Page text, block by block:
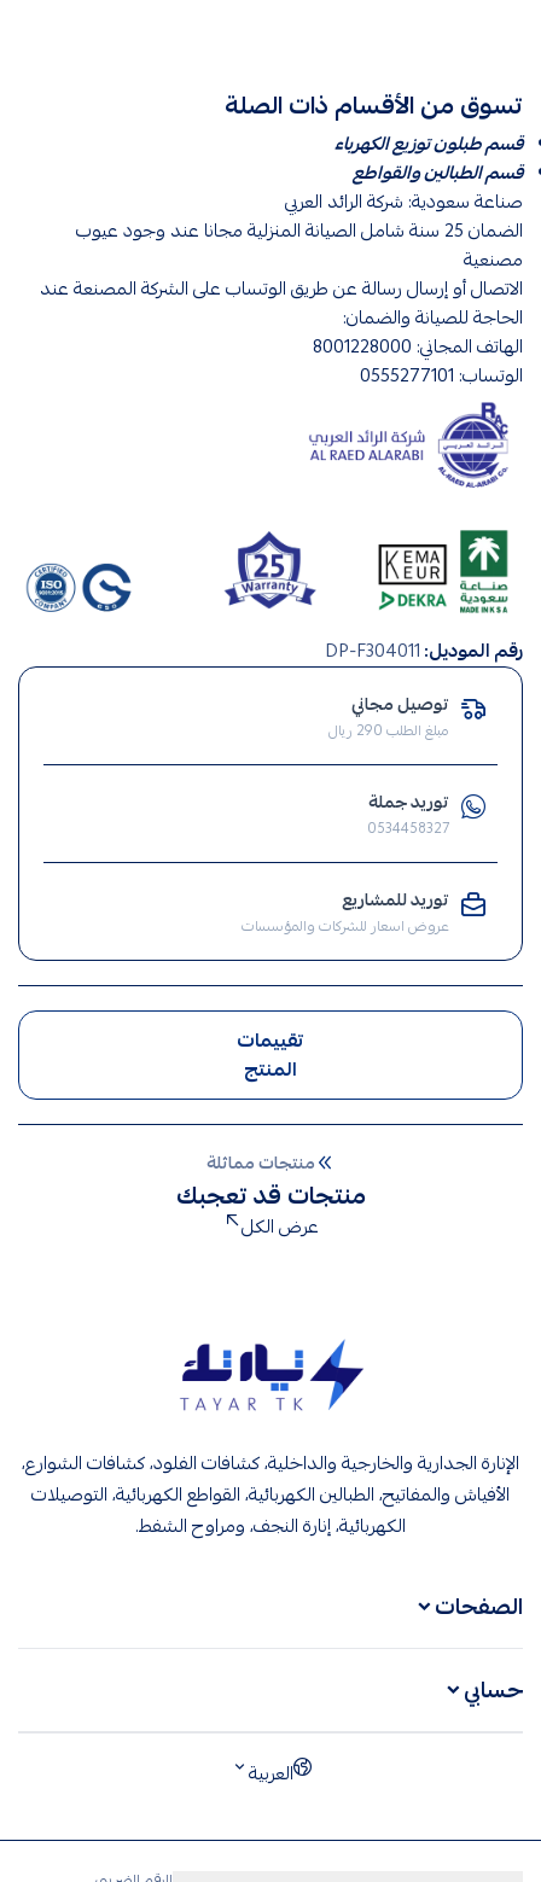
تسوق من الأقسام ذات الصلة
قسم طبلون توزيع الكهرباء
قسم الطبالين والقواطع
صناعة سعودية: شركة الرائد العربي
الضمان 25 سنة شامل الصيانة المنزلية مجانا عند وجود عيوب
مصنعية
الاتصال أو إرسال رسالة عن طريق الوتساب على الشركة المصنعة عند
الحاجة للصيانة والضمان:
الهاتف المجاني: 8001228000
الوتساب: 0555277101
,
قواطع
كهربائية
كهرباء
كهرباء
طبلون
رقم الموديل:DP-F304011
توصيل مجاني
مبلغ الطلب 290 ريال
توريد جملة
0534458327
توريد للمشاريع
عروض اسعار للشركات والمؤسسات
تقييمات
المنتج
منتجات مماثلة
منتجات قد تعجبك
عرض الكل
الإنارة الجدارية والخارجية والداخلية، كشافات الفلود، كشافات الشوارع،
الأفياش والمفاتيح، الطبالين الكهربائية، القواطع الكهربائية، التوصيلات
الكهربائية، إنارة النجف، ومراوح الشفط.
الصفحات
حسابي
العربية